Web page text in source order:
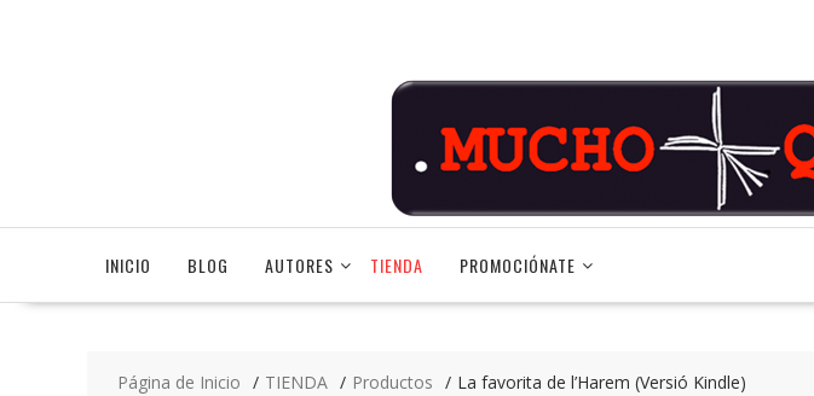
INICIO BLOG AUTORES TIENDA PROMOCIÓNATE
Página de Inicio TIENDA Productos La favorita de l’Harem (Versió Kindle)